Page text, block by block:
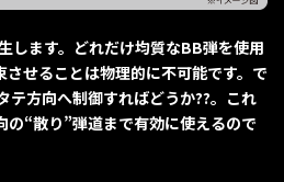
します。どれだけ均質なBB弾を使用
させることは物理的に不可能です。で
テ方向へ制御すればどうか??。これ
の“散り”弾道まで有効に使えるので